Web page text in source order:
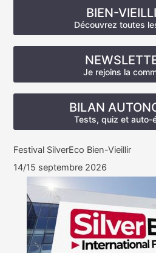
BIEN-
Découvrez toutes
Je rejoins la
BILAN
Tests, quiz et auto-
Festival SilverEco Bien-Vieillir
14/15 septembre 2026